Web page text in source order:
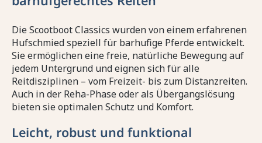
Die Scootboot Classics wurden von einem erfahrenen
Hufschmied speziell für barhufige Pferde entwickelt.
Sie ermöglichen eine freie, natürliche Bewegung auf
jedem Untergrund und eignen sich für alle
Reitdisziplinen – vom Freizeit- bis zum Distanzreiten.
Auch in der Reha-Phase oder als Übergangslösung
bieten sie optimalen Schutz und Komfort.
Leicht, robust und funktional